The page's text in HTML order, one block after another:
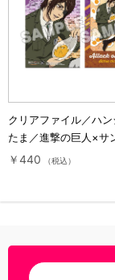
クリアファイル／ハ
たま／進撃の巨人×サ
ャラクターズ3
￥440 （税込）